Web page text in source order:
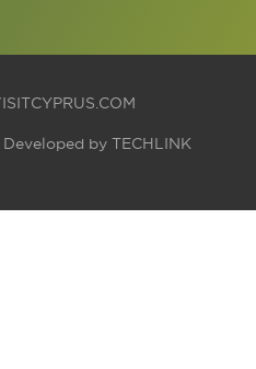
Developed by TECHLINK